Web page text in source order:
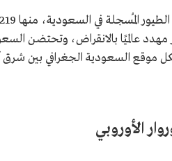
موقع السعودية الجغرافي بين شرق
الأوروبي